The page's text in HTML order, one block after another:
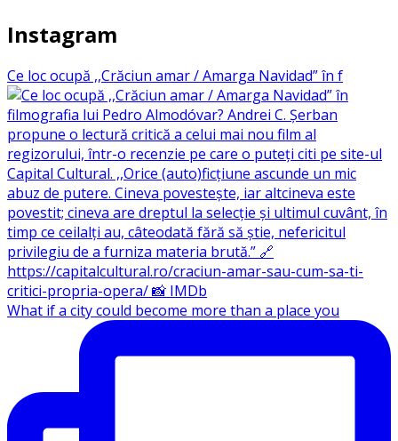
Instagram
Ce loc ocupă ,,Crăciun amar / Amarga Navidad” în f
What if a city could become more than a place you